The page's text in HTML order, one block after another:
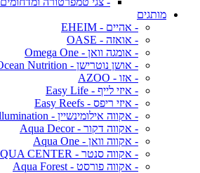
מותגים
- אהיים - EHEIM
- אואזה - OASE
- אומגה וואן - Omega One
- אושן נוטרישן - Ocean Nutrition
- אזו - AZOO
- איזי לייף - Easy Life
- איזי ריפס - Easy Reefs
- אקווה אילומינשיין - AI Aqua Illumination
- אקווה דקור - Aqua Decor
- אקווה וואן - Aqua One
- אקווה סנטר - AQUA CENTER
- אקווה פורסט - Aqua Forest